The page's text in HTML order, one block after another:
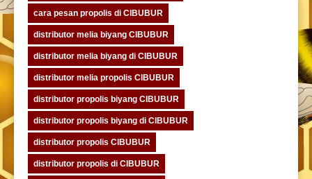
cara pesan propolis di CIBUBUR
distributor melia biyang CIBUBUR
distributor melia biyang di CIBUBUR
distributor melia propolis CIBUBUR
distributor propolis biyang CIBUBUR
distributor propolis biyang di CIBUBUR
distributor propolis CIBUBUR
distributor propolis di CIBUBUR